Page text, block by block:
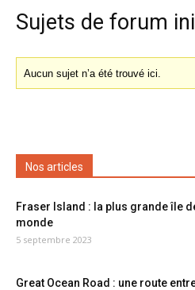
Sujets de forum
Aucun sujet n’a été trouvé ici.
Nos articles
Fraser Island : la plus grande île
monde
5 septembre 2023
Great Ocean Road : une route